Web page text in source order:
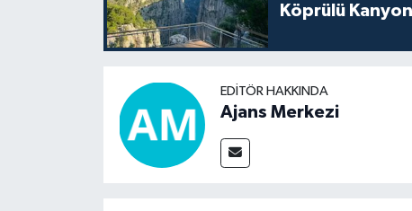
Köprülü
EDITÖR HAKKINDA
Ajans Merkezi